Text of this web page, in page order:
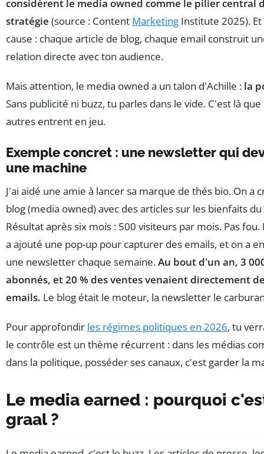
considèrent le media owned comme le pilier central
stratégie (source : Content Marketing Institute 2025).
cause : chaque article de blog, chaque email construit
relation directe avec ton audience.
Mais attention, le media owned a un talon d'Achille : la
Sans publicité ni buzz, tu parles dans le vide. C'est là
autres entrent en jeu.
Exemple concret : une newsletter qui
une machine
J'ai aidé une amie à lancer sa marque de thés bio. On a
blog (media owned) avec des articles sur les bienfaits
Résultat après six mois : 500 visiteurs par mois. Pas fou.
a ajouté une pop-up pour capturer des emails, et on a
une newsletter chaque semaine.Au bout d'un an, 3
abonnés, et 20 % des ventes venaient directement
emails. Le blog était le moteur, la newsletter le
Pour approfondir les régimes politiques en 2026, tu
le contrôle est un thème récurrent : dans les médias
dans la politique, posséder ses canaux, c'est garder la
Le media earned : pourquoi
graal ?